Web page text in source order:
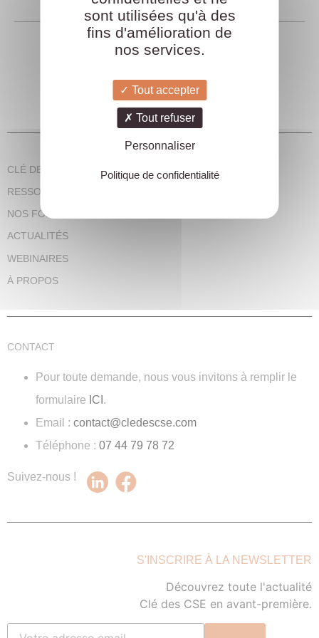
sont utilisées qu'à des
fins d'amélioration de
nos services.
Tout accepter
Tout refuser
Personnaliser
Politique de confidentialité
CLÉ DES CSE, EN CLAIR
RESSOURCES DES CSE
NOS FORMATIONS
ACTUALITÉS
WEBINAIRES
À PROPOS
CONTACT
Pour toute demande, nous vous invitons à remplir le
formulaire ICI .
Email : contact@cledescse.com
Téléphone : 07 44 79 78 72
Suivez-nous !
S'INSCRIRE À LA NEWSLETTER
Découvrez toute l'actualité
Clé des CSE en avant-première.